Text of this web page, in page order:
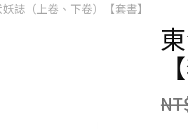
誌（上卷、下卷）【套書】